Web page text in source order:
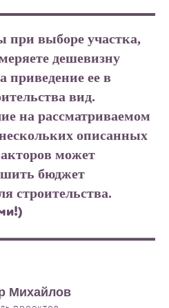
при выборе участка,
дешевизну
приведение ее в
вид.
на рассматриваемом
описанных
может
бюджет
строительства.
Михайлов